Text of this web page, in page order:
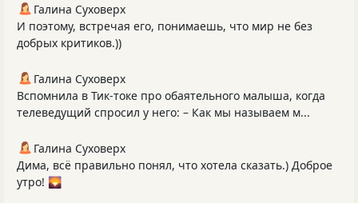
Галина Суховерх
И поэтому, встречая его, понимаешь, что мир не без
добрых критиков.))
Галина Суховерх
Вспомнила в Тик-токе про обаятельного малыша, когда
телеведущий спросил у него: – Как мы называем м...
Галина Суховерх
Дима, всё правильно понял, что хотела сказать.) Доброе
утро! 🌄